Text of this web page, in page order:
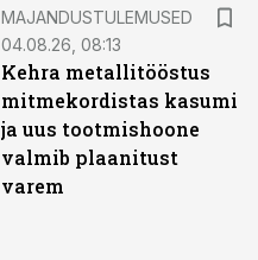
MAJANDUSTULEMUSED
04.08.26, 08:13
Kehra metallitööstus
mitmekordistas kasumi
ja uus tootmishoone
valmib plaanitust
varem